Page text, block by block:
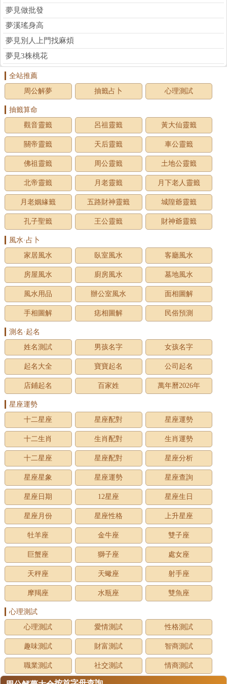
夢見做批發
夢溪瑤身高
夢見別人上門找麻煩
夢見3株桃花
全站推薦
周公解夢
抽籤占卜 心理測試
抽籤算命
觀音靈籤
呂祖靈籤 黃大仙靈籤
關帝靈籤 天后靈籤 車公靈籤
佛祖靈籤 周公靈籤 土地公靈籤
北帝靈籤 月老靈籤 月下老人靈籤
月老姻緣籤 五路財神靈籤 城隍爺靈籤
孔子聖籤 王公靈籤 財神爺靈籤
風水·占卜
家居風水
臥室風水 客廳風水
房屋風水 廚房風水 墓地風水
風水用品 辦公室風水 面相圖解
手相圖解 痣相圖解 民俗預測
測名·起名
姓名測試
男孩名字 女孩名字
起名大全 寶寶起名 公司起名
店鋪起名 百家姓 萬年曆2026年
星座運勢
十二星座
星座配對 星座運勢
十二生肖 生肖配對 生肖運勢
十二星座 星座配對 星座分析
星座星象 星座運勢 星座查詢
星座日期 12星座 星座生日
星座月份 星座性格 上升星座
牡羊座 金牛座 雙子座
巨蟹座 獅子座 處女座
天秤座 天蠍座 射手座
摩羯座 水瓶座 雙魚座
心理測試
心理測試
愛情測試 性格測試
趣味測試 財富測試 智商測試
職業測試 社交測試 情商測試